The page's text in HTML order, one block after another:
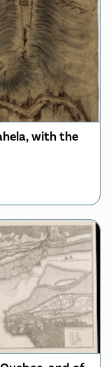
with the